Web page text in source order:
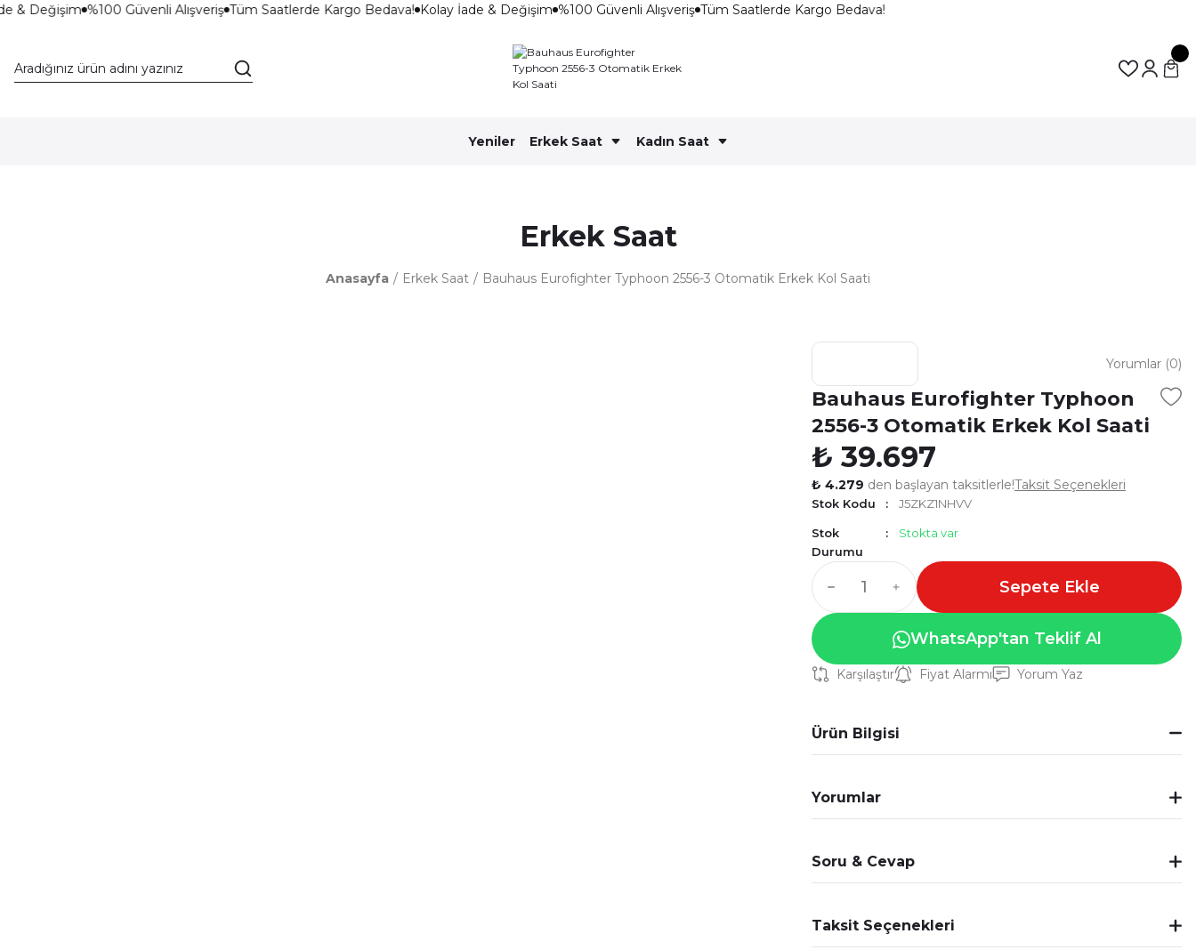
& Değişim %100 Güvenli Alışveriş Tüm Saatlerde Kargo Bedava! Kolay İade & Değişim %100 Güvenli Alışveriş Tüm Saatlerde Kargo Bedava!
Yeniler Erkek Saat Kadın Saat
Erkek Saat
Anasayfa Erkek Saat Bauhaus Eurofighter Typhoon 2556-3 Otomatik Erkek Kol Saati
Yorumlar (0)
Bauhaus Eurofighter Typhoon
2556-3 Otomatik Erkek Kol Saati
₺ 39.697
₺ 4.279 den başlayan taksitlerle!Taksit Seçenekleri
Stok Kodu J5ZKZ1NHVV
Stok
Durumu
Stokta var
Sepete Ekle
WhatsApp'tan Teklif Al
Karşılaştır Fiyat Alarmı Yorum Yaz
Ürün Bilgisi
Yorumlar
Soru & Cevap
Taksit Seçenekleri